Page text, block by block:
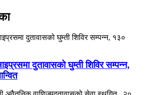
दुतावासको घुम्ती शिविर सम्पन्न,